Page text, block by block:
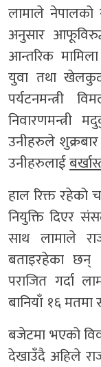
लामाले
अनुसार
आन्तरिक
युवा तथा
पर्यटनमन्त्री
निवारणमन्त्री
उनीहरुले शुक्रबार
उनीहरुलाई
हाल रिक्त रहेको
नियुक्ति दिएर
साथ लामाले
बताइरहेका छन्
पराजित गर्दा
बानियाँ १६ मतमा
बजेटमा भएको
देखाउँदै अहिले